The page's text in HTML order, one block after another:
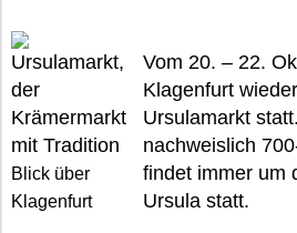
Blick über
Klagenfurt
Vom 20. – 22.
Klagenfurt
Ursulamarkt
nachweislich
findet immer um
Ursula statt.